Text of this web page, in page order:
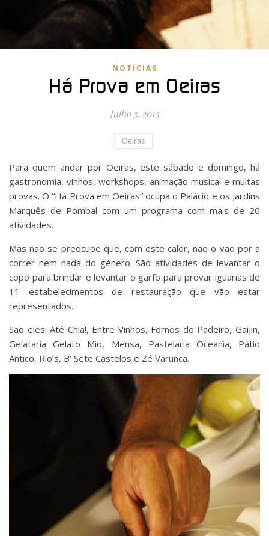
NOTÍCIAS
Há Prova em Oeiras
Julho 5, 2013
Oeiras
Para quem andar por Oeiras, este sábado e domingo, há
gastronomia, vinhos, workshops, animação musical e muitas
provas. O “Há Prova em Oeiras” ocupa o Palácio e os Jardins
Marquês de Pombal com um programa com mais de 20
atividades.
Mas não se preocupe que, com este calor, não o vão por a
correr nem nada do género. São atividades de levantar o
copo para brindar e levantar o garfo para provar iguarias de
11 estabelecimentos de restauração que vão estar
representados.
São eles: Até Chia!, Entre Vinhos, Fornos do Padeiro, Gaijin,
Gelataria Gelato Mio, Mensa, Pastelaria Oceania, Pátio
Antico, Rio’s, B’ Sete Castelos e Zé Varunca.